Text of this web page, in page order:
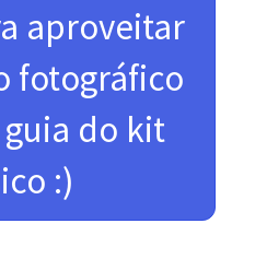
aproveitar
fotográfico
do kit
:)